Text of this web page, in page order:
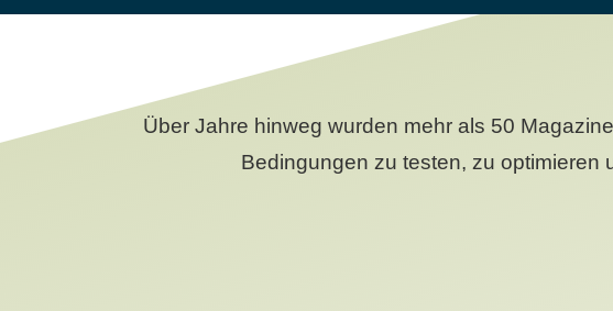
Über Jahre hinweg wurden mehr als 50
Bedingungen zu testen, zu optimieren